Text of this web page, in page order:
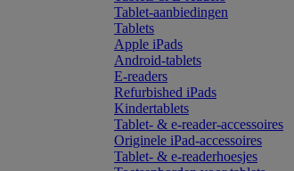
Tablet-aanbiedingen
Tablets
Apple iPads
Android-tablets
E-readers
Refurbished iPads
Kindertablets
Tablet- & e-reader-accessoires
Originele iPad-accessoires
Tablet- & e-readerhoesjes